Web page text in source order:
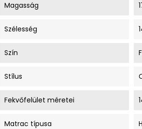
Magasság
Szélesség
Szín
Stílus
Fekvőfelület méretei
Matrac típusa